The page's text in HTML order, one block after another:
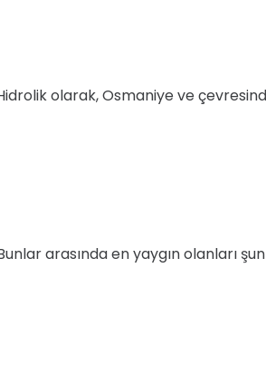
olarak, Osmaniye ve
arasında en yaygın olanları